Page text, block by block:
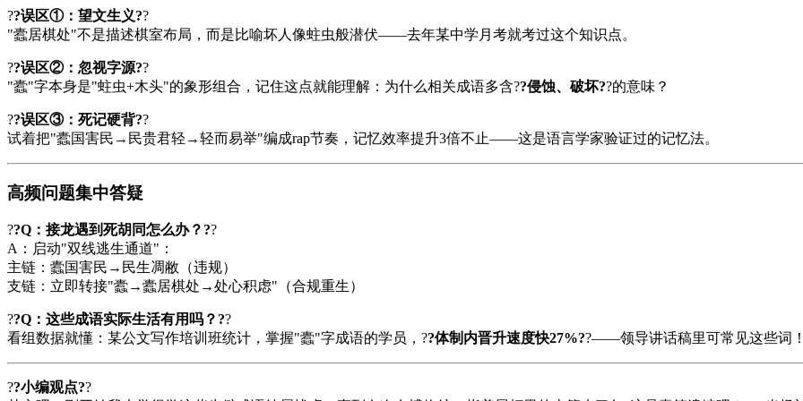
??误区①：望文生义??
"蠹居棋处"不是描述棋室布局，而是比喻坏人像蛀虫般潜伏——去年某中学月考就考过这个知识点。
??误区②：忽视字源??
"蠹"字本身是"蛀虫+木头"的象形组合，记住这点就能理解：为什么相关成语多含??侵蚀、破坏??的意味？
??误区③：死记硬背??
试着把"蠹国害民→民贵君轻→轻而易举"编成rap节奏，记忆效率提升3倍不止——这是语言学家验证过的记忆法。
高频问题集中答疑
??Q：接龙遇到死胡同怎么办？??
A：启动"双线逃生通道"：
主链：蠹国害民→民生凋敝（违规）
支链：立即转接"蠹→蠹居棋处→处心积虑"（合规重生）
??Q：这些成语实际生活有用吗？??
看组数据就懂：某公文写作培训班统计，掌握"蠹"字成语的学员，??体制内晋升速度快27%??——领导讲话稿里可常见这些词
??小编观点??